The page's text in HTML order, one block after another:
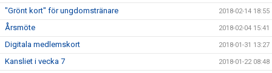
"Grönt kort" för ungdomstränare 2018-02-14 18:55
Årsmöte 2018-02-04 15:41
Digitala medlemskort 2018-01-31 13:27
Kansliet i vecka 7 2018-01-22 08:48